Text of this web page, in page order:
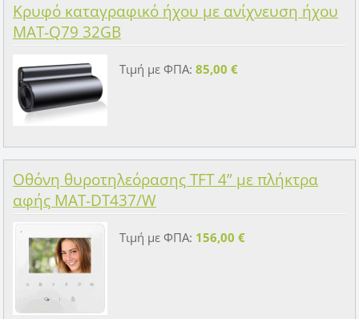
Κρυφό καταγραφικό ήχου με ανίχνευση ήχου
MAT-Q79 32GB
Τιμή με ΦΠΑ: 85,00 €
Οθόνη θυροτηλεόρασης TFT 4” με πλήκτρα
αφής MAT-DT437/W
Τιμή με ΦΠΑ: 156,00 €